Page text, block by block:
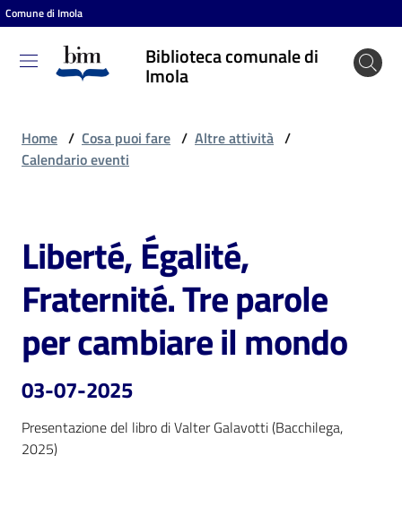
Vai al contenuto
Vai alla navigazione
Vai al footer
Comune di Imola
Biblioteca comunale di
Imola
Biblioteca
comunale
Cosa
puoi
fare
Scopri
contenuti
Home / Cosa puoi fare / Altre attività /
Calendario eventi
Salta al contenuto
Liberté, Égalité,
Fraternité. Tre parole
per cambiare il mondo
03-07-2025
Presentazione del libro di Valter Galavotti (Bacchilega,
2025)